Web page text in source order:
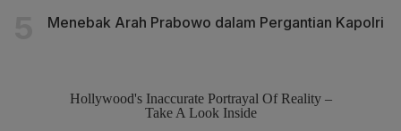
Menebak Arah Prabowo dalam Pergantian Kapolri